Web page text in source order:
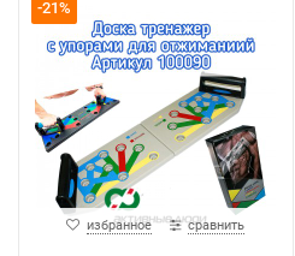
-21%
избранное сравнить